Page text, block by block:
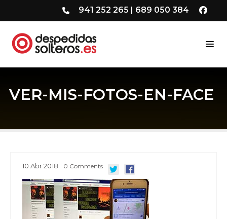
941 252 265 | 689 050 384
VER-MIS-FOTOS-EN-FACE
10 Abr2018 0 Comments